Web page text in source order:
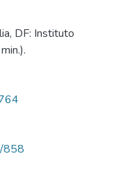
DF: Instituto
858